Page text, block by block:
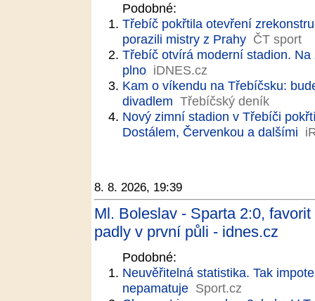
Podobné:
Třebíč pokřtila otevření
porazili mistry z Prahy ČT sport
Třebíč otvírá moderní stadion.
plno iDNES.cz
Kam o víkendu na Třebíčsku:
divadlem Třebíčský deník
Nový zimní stadion v Třebíči
Dostálem, Červenkou a dalšími
8. 8. 2026, 19:39
Ml. Boleslav - Sparta 2:0,
padly v první půli - idnes.cz
Podobné:
Neuvěřitelná statistika. Tak
nepamatuje Sport.cz